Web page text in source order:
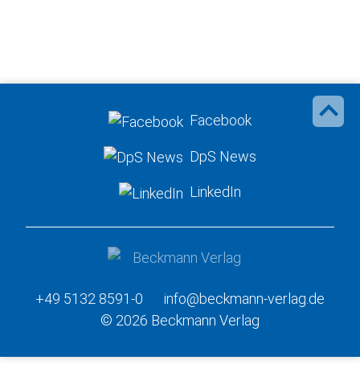
Facebook
DpS News
LinkedIn
+49 5132 8591-0
info@beckmann-verlag.de
© 2026 Beckmann Verlag